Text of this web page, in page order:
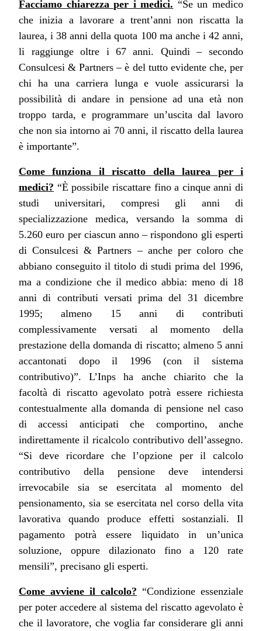
Facciamo chiarezza per i medici. “Se un medico
che inizia a lavorare a trent’anni non riscatta la
laurea, i 38 anni della quota 100 ma anche i 42 anni,
li raggiunge oltre i 67 anni. Quindi – secondo
Consulcesi & Partners – è del tutto evidente che, per
chi ha una carriera lunga e vuole assicurarsi la
possibilità di andare in pensione ad una età non
troppo tarda, e programmare un’uscita dal lavoro
che non sia intorno ai 70 anni, il riscatto della laurea
è importante”.
Come funziona il riscatto della laurea per i
medici? “È possibile riscattare fino a cinque anni di
studi universitari, compresi gli anni di
specializzazione medica, versando la somma di
5.260 euro per ciascun anno – rispondono gli esperti
di Consulcesi & Partners – anche per coloro che
abbiano conseguito il titolo di studi prima del 1996,
ma a condizione che il medico abbia: meno di 18
anni di contributi versati prima del 31 dicembre
1995; almeno 15 anni di contributi
complessivamente versati al momento della
prestazione della domanda di riscatto; almeno 5 anni
accantonati dopo il 1996 (con il sistema
contributivo)”. L’Inps ha anche chiarito che la
facoltà di riscatto agevolato potrà essere richiesta
contestualmente alla domanda di pensione nel caso
di accessi anticipati che comportino, anche
indirettamente il ricalcolo contributivo dell’assegno.
“Si deve ricordare che l’opzione per il calcolo
contributivo della pensione deve intendersi
irrevocabile sia se esercitata al momento del
pensionamento, sia se esercitata nel corso della vita
lavorativa quando produce effetti sostanziali. Il
pagamento potrà essere liquidato in un’unica
soluzione, oppure dilazionato fino a 120 rate
mensili”, precisano gli esperti.
Come avviene il calcolo? “Condizione essenziale
per poter accedere al sistema del riscatto agevolato è
che il lavoratore, che voglia far considerare gli anni